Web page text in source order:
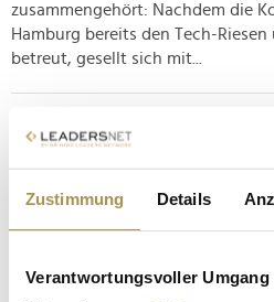
Zustimmung Details
Verantwortungsvoller Umgang
zusammengehört: Nachdem die
Hamburg bereits den Tech-
betreut, gesellt sich mit...
Fünf Unternehmen, denen
Comeback gelang
Die fünf hier versammelten
Allerdings war der Weg dorthin